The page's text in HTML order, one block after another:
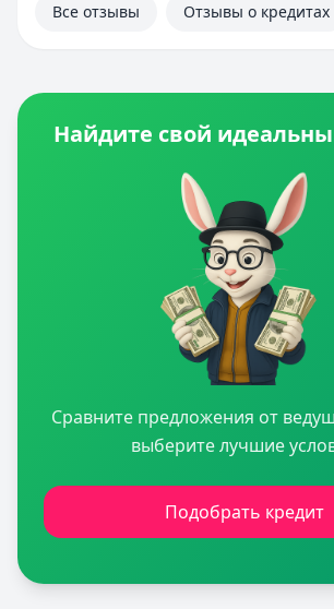
Все отзывы Отзывы о кредитах
Найдите свой
Сравните предложения от
выберите лучшие
Подобрать кредит